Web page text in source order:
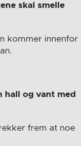
skal smelle
kommer innenfor
hall og vant med
frem at noe